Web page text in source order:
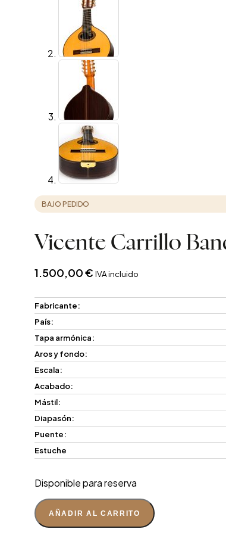
BAJO PEDIDO
Vicente Carrillo
1.500,00€ IVA incluido
Fabricante:
País:
Tapa armónica:
Aros y fondo:
Escala:
Acabado:
Mástil:
Diapasón:
Puente:
Estuche
Disponible para reserva
AÑADIR AL CARRITO